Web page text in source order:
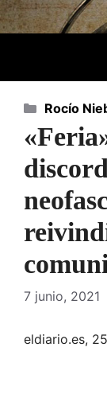
7 junio, 2021
eldiario.es,
Rocío